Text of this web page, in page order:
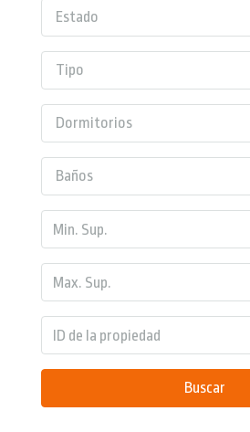
Estado
Tipo
Dormitorios
Baños
Buscar